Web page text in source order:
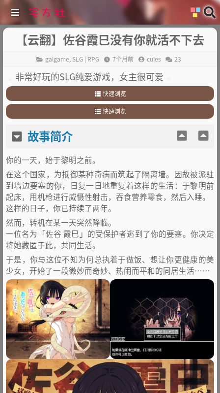
【云翻】佐谷霞巳没有你就活不下去
galgame, SLG | RPG 7个月前 cules 23
非常好玩的SLG纯爱游戏，女主很可爱
快速浏览
1.故事简介
2.其他
快速浏览
2.其他故事简介
你的一天，始于黎明之前。
在这个国家，为抵御某种奇病而筑起了隔离墙。因故被派驻
到墙边要塞的你，日复一日地重复着这样的生活：于黎明前
起床，用机枪进行威慑性射击，吞食营养零食，然后入睡。
这样的日子，你已持续了两年。
然而，转机在某一天突然降临。
一位名为「佐谷 霞巳」的受保护者逃到了你的要塞。你决定
将她藏匿于此，共同生活。
于是，你与这位不知为何总执着于做饭、想让你更健康的美
少女，开始了一段微妙而奇妙、热闹而平和的同居生活……